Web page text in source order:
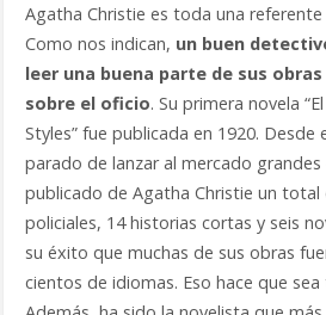
Agatha Christie es toda una
Como nos indican, un buen
leer una buena parte de sus
sobre el oficio. Su primera novela
Styles” fue publicada en 1920.
parado de lanzar al mercado grandes
publicado de Agatha Christie un total
policiales, 14 historias cortas y seis
su éxito que muchas de sus obras
cientos de idiomas. Eso hace que